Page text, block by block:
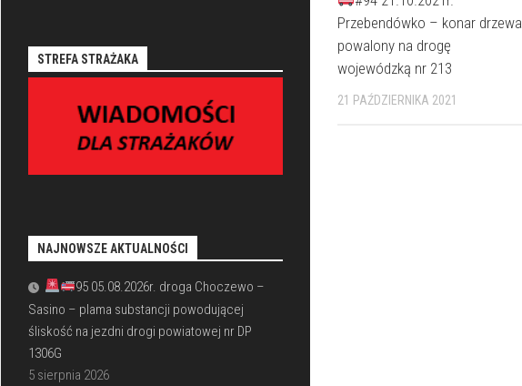
Przebendówko – konar drzewa
powalony na drogę
wojewódzką nr 213
21 PAŹDZIERNIKA 2021
STREFA STRAŻAKA
NAJNOWSZE AKTUALNOŚCI
95 05.08.2026r. droga Choczewo –
Sasino – plama substancji powodującej
śliskość na jezdni drogi powiatowej nr DP
1306G
5 sierpnia 2026